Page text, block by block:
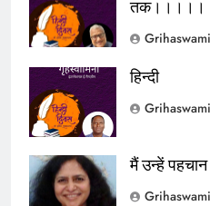
हिन्दी
मैं उन्हें